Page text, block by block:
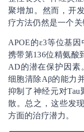
聚增加。然而，开
疗方法仍然是一个关
APOE的ε3等位基
携带第136位精氨酸
AD的潜在保护因素
细胞清除Aβ的能力
抑制了神经元对Tau
散。总之，这些发
方面的治疗潜力。